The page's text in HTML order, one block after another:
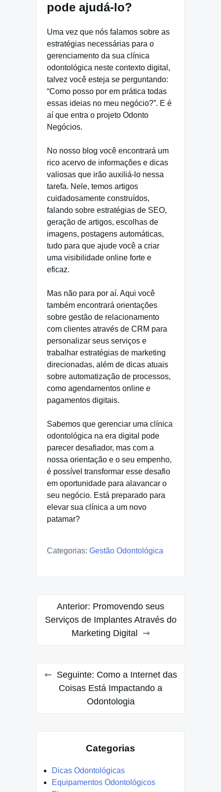
pode ajudá-lo?
Uma vez que nós falamos sobre as
estratégias necessárias para o
gerenciamento da sua clínica
odontológica neste contexto digital,
talvez você esteja se perguntando:
“Como posso por em prática todas
essas ideias no meu negócio?”. E é
aí que entra o projeto Odonto
Negócios.
No nosso blog você encontrará um
rico acervo de informações e dicas
valiosas que irão auxiliá-lo nessa
tarefa. Nele, temos artigos
cuidadosamente construídos,
falando sobre estratégias de SEO,
geração de artigos, escolhas de
imagens, postagens automáticas,
tudo para que ajude você a criar
uma visibilidade online forte e
eficaz.
Mas não para por aí. Aqui você
também encontrará orientações
sobre gestão de relacionamento
com clientes através de CRM para
personalizar seus serviços e
trabalhar estratégias de marketing
direcionadas, além de dicas atuais
sobre automatização de processos,
como agendamentos online e
pagamentos digitais.
Sabemos que gerenciar uma clínica
odontológica na era digital pode
parecer desafiador, mas com a
nossa orientação e o seu empenho,
é possível transformar esse desafio
em oportunidade para alavancar o
seu negócio. Está preparado para
elevar sua clínica a um novo
patamar?
Categorias: Gestão Odontológica
Navegação
de
Anterior: Promovendo seus
Serviços de Implantes Através do
Marketing Digital
Seguinte: Como a Internet das
Coisas Está Impactando a
Odontologia
Categorias
Dicas Odontológicas
Equipamentos Odontológicos